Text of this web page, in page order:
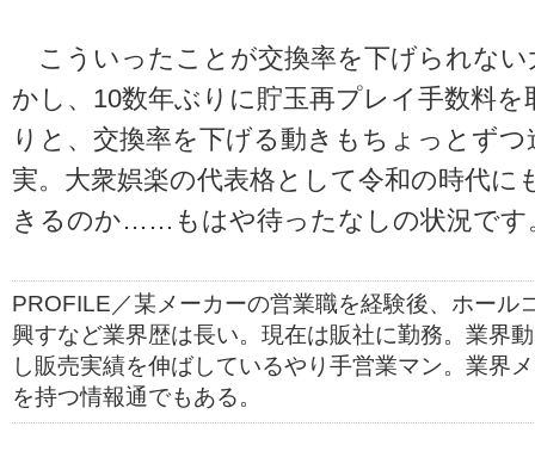
こういったことが交換率を下げられない
かし、10数年ぶりに貯玉再プレイ手数料
りと、交換率を下げる動きもちょっとず
実。大衆娯楽の代表格として令和の時代に
きるのか……もはや待ったなしの状況です
PROFILE／某メーカーの営業職を経験後、ホール
興すなど業界歴は長い。現在は販社に勤務。業界
し販売実績を伸ばしているやり手営業マン。業界
を持つ情報通でもある。